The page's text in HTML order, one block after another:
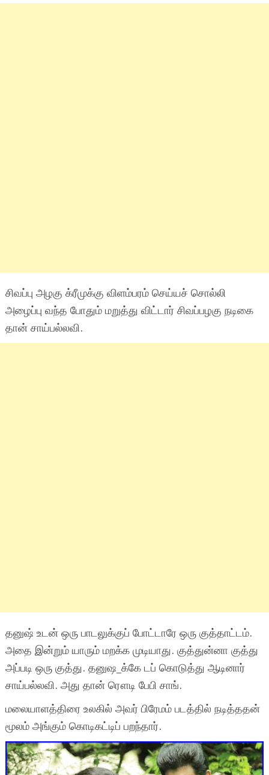
சிவப்பு அழகு க்ரீமுக்கு விளம்பரம் செய்யச் சொல்லி
அழைப்பு வந்த போதும் மறுத்து விட்டார் சிவப்பழகு நடிகை
தான் சாய்பல்லவி.
தனுஷ் உடன் ஒரு பாடலுக்குப் போட்டாரே ஒரு குத்தாட்டம்.
அதை இன்றும் யாரும் மறக்க முடியாது. குத்துன்னா குத்து
அப்படி ஒரு குத்து. தனுஷ_க்கே டப் கொடுத்து ஆடினார்
சாய்பல்லவி. அது தான் ரௌடி பேபி சாங்.
மலையாளத்திரை உலகில் அவர் பிரேமம் படத்தில் நடித்ததன்
மூலம் அங்கும் கொடிகட்டிப் பறந்தார்.